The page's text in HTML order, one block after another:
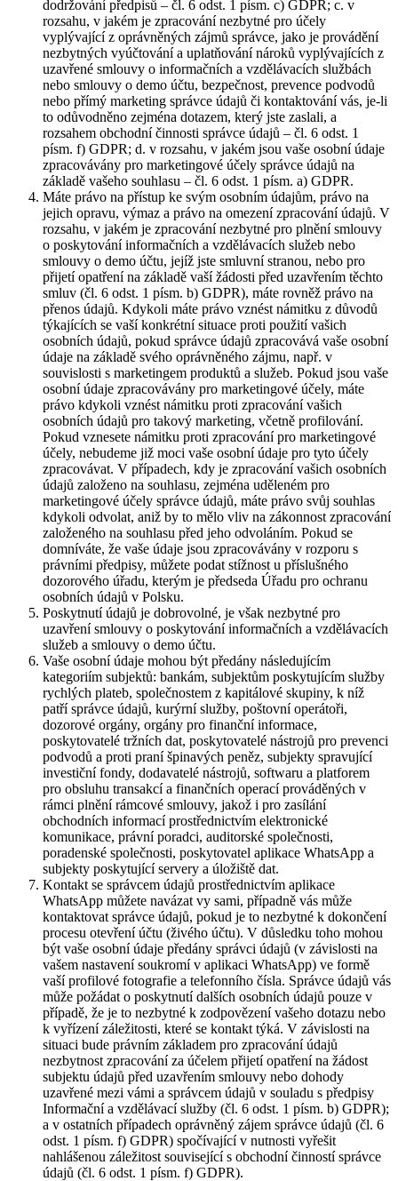
dodržování předpisů – čl. 6 odst. 1 písm. c) GDPR; c. v
rozsahu, v jakém je zpracování nezbytné pro účely
vyplývající z oprávněných zájmů správce, jako je provádění
nezbytných vyúčtování a uplatňování nároků vyplývajících z
uzavřené smlouvy o informačních a vzdělávacích službách
nebo smlouvy o demo účtu, bezpečnost, prevence podvodů
nebo přímý marketing správce údajů či kontaktování vás, je-li
to odůvodněno zejména dotazem, který jste zaslali, a
rozsahem obchodní činnosti správce údajů – čl. 6 odst. 1
písm. f) GDPR; d. v rozsahu, v jakém jsou vaše osobní údaje
zpracovávány pro marketingové účely správce údajů na
základě vašeho souhlasu – čl. 6 odst. 1 písm. a) GDPR.
Máte právo na přístup ke svým osobním údajům, právo na
jejich opravu, výmaz a právo na omezení zpracování údajů. V
rozsahu, v jakém je zpracování nezbytné pro plnění smlouvy
o poskytování informačních a vzdělávacích služeb nebo
smlouvy o demo účtu, jejíž jste smluvní stranou, nebo pro
přijetí opatření na základě vaší žádosti před uzavřením těchto
smluv (čl. 6 odst. 1 písm. b) GDPR), máte rovněž právo na
přenos údajů. Kdykoli máte právo vznést námitku z důvodů
týkajících se vaší konkrétní situace proti použití vašich
osobních údajů, pokud správce údajů zpracovává vaše osobní
údaje na základě svého oprávněného zájmu, např. v
souvislosti s marketingem produktů a služeb. Pokud jsou vaše
osobní údaje zpracovávány pro marketingové účely, máte
právo kdykoli vznést námitku proti zpracování vašich
osobních údajů pro takový marketing, včetně profilování.
Pokud vznesete námitku proti zpracování pro marketingové
účely, nebudeme již moci vaše osobní údaje pro tyto účely
zpracovávat. V případech, kdy je zpracování vašich osobních
údajů založeno na souhlasu, zejména uděleném pro
marketingové účely správce údajů, máte právo svůj souhlas
kdykoli odvolat, aniž by to mělo vliv na zákonnost zpracování
založeného na souhlasu před jeho odvoláním. Pokud se
domníváte, že vaše údaje jsou zpracovávány v rozporu s
právními předpisy, můžete podat stížnost u příslušného
dozorového úřadu, kterým je předseda Úřadu pro ochranu
osobních údajů v Polsku.
Poskytnutí údajů je dobrovolné, je však nezbytné pro
uzavření smlouvy o poskytování informačních a vzdělávacích
služeb a smlouvy o demo účtu.
Vaše osobní údaje mohou být předány následujícím
kategoriím subjektů: bankám, subjektům poskytujícím služby
rychlých plateb, společnostem z kapitálové skupiny, k níž
patří správce údajů, kurýrní služby, poštovní operátoři,
dozorové orgány, orgány pro finanční informace,
poskytovatelé tržních dat, poskytovatelé nástrojů pro prevenci
podvodů a proti praní špinavých peněz, subjekty spravující
investiční fondy, dodavatelé nástrojů, softwaru a platforem
pro obsluhu transakcí a finančních operací prováděných v
rámci plnění rámcové smlouvy, jakož i pro zasílání
obchodních informací prostřednictvím elektronické
komunikace, právní poradci, auditorské společnosti,
poradenské společnosti, poskytovatel aplikace WhatsApp a
subjekty poskytující servery a úložiště dat.
Kontakt se správcem údajů prostřednictvím aplikace
WhatsApp můžete navázat vy sami, případně vás může
kontaktovat správce údajů, pokud je to nezbytné k dokončení
procesu otevření účtu (živého účtu). V důsledku toho mohou
být vaše osobní údaje předány správci údajů (v závislosti na
vašem nastavení soukromí v aplikaci WhatsApp) ve formě
vaší profilové fotografie a telefonního čísla. Správce údajů vás
může požádat o poskytnutí dalších osobních údajů pouze v
případě, že je to nezbytné k zodpovězení vašeho dotazu nebo
k vyřízení záležitosti, které se kontakt týká. V závislosti na
situaci bude právním základem pro zpracování údajů
nezbytnost zpracování za účelem přijetí opatření na žádost
subjektu údajů před uzavřením smlouvy nebo dohody
uzavřené mezi vámi a správcem údajů v souladu s předpisy
Informační a vzdělávací služby (čl. 6 odst. 1 písm. b) GDPR);
a v ostatních případech oprávněný zájem správce údajů (čl. 6
odst. 1 písm. f) GDPR) spočívající v nutnosti vyřešit
nahlášenou záležitost související s obchodní činností správce
údajů (čl. 6 odst. 1 písm. f) GDPR).